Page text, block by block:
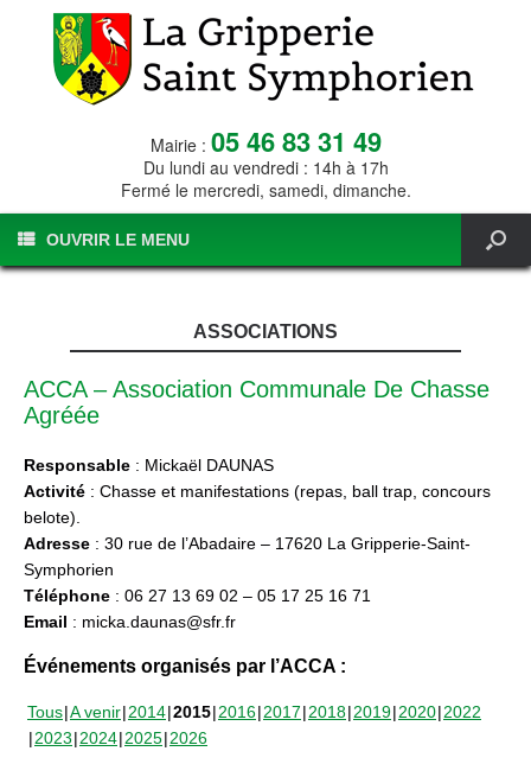
Mairie : 05 46 83 31 49
Du lundi au vendredi : 14h à 17h
Fermé le mercredi, samedi, dimanche.
OUVRIR LE MENU
ASSOCIATIONS
ACCA – Association Communale De Chasse
Agréée
Responsable : Mickaël DAUNAS
Activité : Chasse et manifestations (repas, ball trap, concours
belote).
Adresse : 30 rue de l’Abadaire – 17620 La Gripperie-Saint-
Symphorien
Téléphone : 06 27 13 69 02 – 05 17 25 16 71
Email : micka.daunas@sfr.fr
Événements organisés par l’ACCA :
Tous A venir 2014 2015 2016 2017 2018 2019 2020 2022
2023 2024 2025 2026